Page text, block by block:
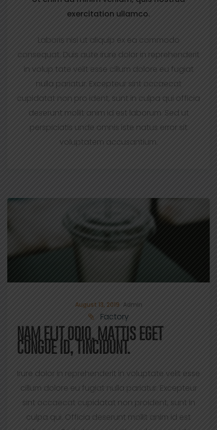
exercitation ullamco.
Laboris nisi ut aliquip ex ea commodo
consequat. Duis aute irure dolor in reprehenderit
in volup tate velit esse cillum dolore eu fugiat
nulla pariatur. Excepteur sint occaecat
cupidatat non pro ident, sunt in culpa qui officia
deserunt mollit anim id est laborum. Sed ut
perspiciatis unde omnis iste natus error sit
voluptatem accusantium.
August 13, 2019 Admin
Factory
NAM ELIT ODIO, MATTIS EGET
CONGUE ID, TINCIDUNT.
Irure dolor in reprehenderit in voluptate velit esse
cillum dolore eu fugiat nulla pariatur. Excepteur
sint occaecat cupidatat non proident, sunt in
culpa qui. Officia deserunt mollit anim id est